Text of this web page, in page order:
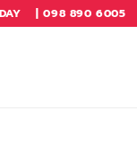
| 098 890 6005